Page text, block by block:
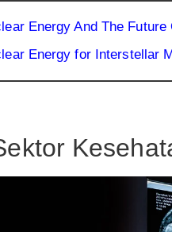
Energy And The
Energy for Interstellar